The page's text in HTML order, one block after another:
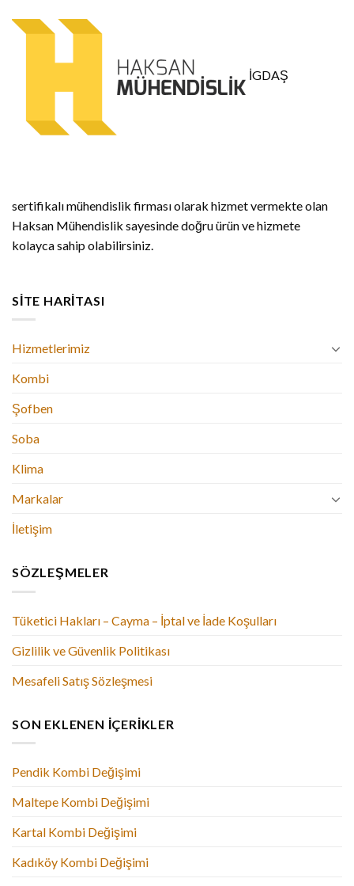
İGDAŞ
sertifikalı mühendislik firması olarak hizmet vermekte olan
Haksan Mühendislik sayesinde doğru ürün ve hizmete
kolayca sahip olabilirsiniz.
SITE HARITASI
Hizmetlerimiz
Kombi
Şofben
Soba
Klima
Markalar
İletişim
SÖZLEŞMELER
Tüketici Hakları – Cayma – İptal ve İade Koşulları
Gizlilik ve Güvenlik Politikası
Mesafeli Satış Sözleşmesi
SON EKLENEN İÇERIKLER
Pendik Kombi Değişimi
Maltepe Kombi Değişimi
Kartal Kombi Değişimi
Kadıköy Kombi Değişimi